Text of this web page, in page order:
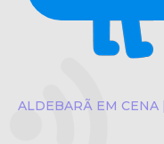
ALDEBARÃ EM